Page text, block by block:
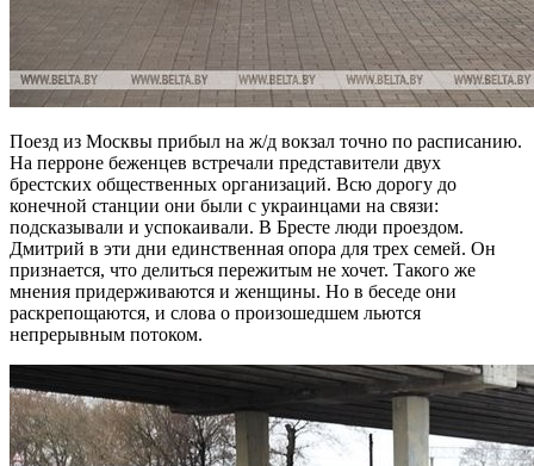
Поезд из Москвы прибыл на ж/д вокзал точно по расписанию.
На перроне беженцев встречали представители двух
брестских общественных организаций. Всю дорогу до
конечной станции они были с украинцами на связи:
подсказывали и успокаивали. В Бресте люди проездом.
Дмитрий в эти дни единственная опора для трех семей. Он
признается, что делиться пережитым не хочет. Такого же
мнения придерживаются и женщины. Но в беседе они
раскрепощаются, и слова о произошедшем льются
непрерывным потоком.